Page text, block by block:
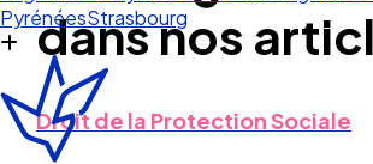
PyrénéesStrasbourg
dans nos
Droit de la Protection Sociale